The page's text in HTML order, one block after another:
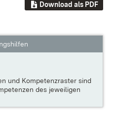
Download als PDF
und Kompetenzraster sind
des jeweiligen